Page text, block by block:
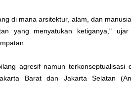
di mana arsitektur, alam, dan
yang menyatukan ketiganya," ujar
agresif namun terkonseptualisasi
Barat dan Jakarta Selatan